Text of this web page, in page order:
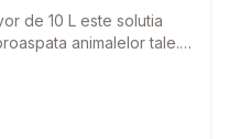
de 10 L este solutia
animalelor tale.
si constant la apa